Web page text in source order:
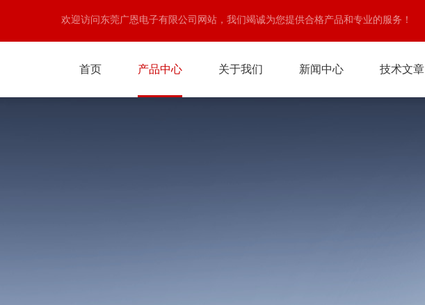
欢迎访问东莞广恩电子有限公司网站，我们竭诚为您提供合格产品和专业的服务！
首页 产品中心 关于我们 新闻中心 技术文章